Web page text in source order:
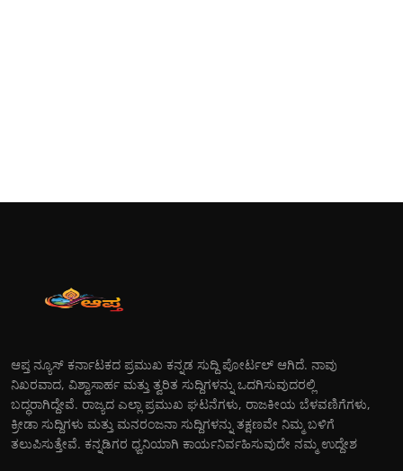
ಆಪ್ತ ನ್ಯೂಸ್ ಕರ್ನಾಟಕದ ಪ್ರಮುಖ ಕನ್ನಡ ಸುದ್ದಿ ಪೋರ್ಟಲ್ ಆಗಿದೆ. ನಾವು
ನಿಖರವಾದ, ವಿಶ್ವಾಸಾರ್ಹ ಮತ್ತು ತ್ವರಿತ ಸುದ್ದಿಗಳನ್ನು ಒದಗಿಸುವುದರಲ್ಲಿ
ಬದ್ಧರಾಗಿದ್ದೇವೆ. ರಾಜ್ಯದ ಎಲ್ಲಾ ಪ್ರಮುಖ ಘಟನೆಗಳು, ರಾಜಕೀಯ ಬೆಳವಣಿಗೆಗಳು,
ಕ್ರೀಡಾ ಸುದ್ದಿಗಳು ಮತ್ತು ಮನರಂಜನಾ ಸುದ್ದಿಗಳನ್ನು ತಕ್ಷಣವೇ ನಿಮ್ಮ ಬಳಿಗೆ
ತಲುಪಿಸುತ್ತೇವೆ. ಕನ್ನಡಿಗರ ಧ್ವನಿಯಾಗಿ ಕಾರ್ಯನಿರ್ವಹಿಸುವುದೇ ನಮ್ಮ ಉದ್ದೇಶ